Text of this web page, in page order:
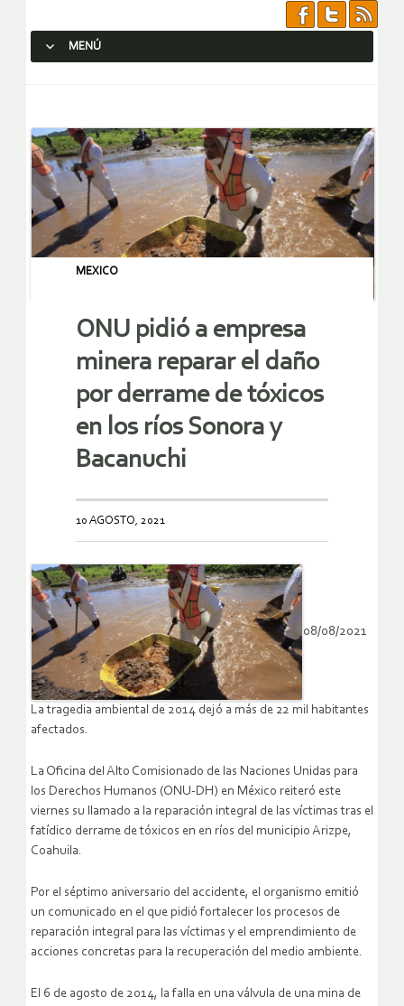
MENÚ
MEXICO
ONU pidió a empresa
minera reparar el daño
por derrame de tóxicos
en los ríos Sonora y
Bacanuchi
10 AGOSTO, 2021
08/08/2021
La tragedia ambiental de 2014 dejó a más de 22 mil habitantes
afectados.
La Oficina del Alto Comisionado de las Naciones Unidas para
los Derechos Humanos (ONU-DH) en México reiteró este
viernes su llamado a la reparación integral de las víctimas tras el
fatídico derrame de tóxicos en en ríos del municipio Arizpe,
Coahuila.
Por el séptimo aniversario del accidente, el organismo emitió
un comunicado en el que pidió fortalecer los procesos de
reparación integral para las víctimas y el emprendimiento de
acciones concretas para la recuperación del medio ambiente.
El 6 de agosto de 2014, la falla en una válvula de una mina de